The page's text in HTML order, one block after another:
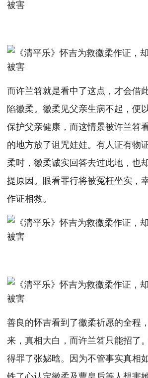
而许兰笤就是看中了这点，才会借
陷徽柔。徽柔见父亲生病不起，便
保护父亲健康，而这情景被许兰笤
的地方放了诅咒娃娃。有人证有物
柔时，徽柔诚实回答去过此地，也
提原因。眼看罪行将被冤枉坐实，
作证相救。
善良的怀吉看到了徽柔祈愿的全程
来，真相大白，而许兰笤只能招了
得罪了张妼晗。因为不管事实真相